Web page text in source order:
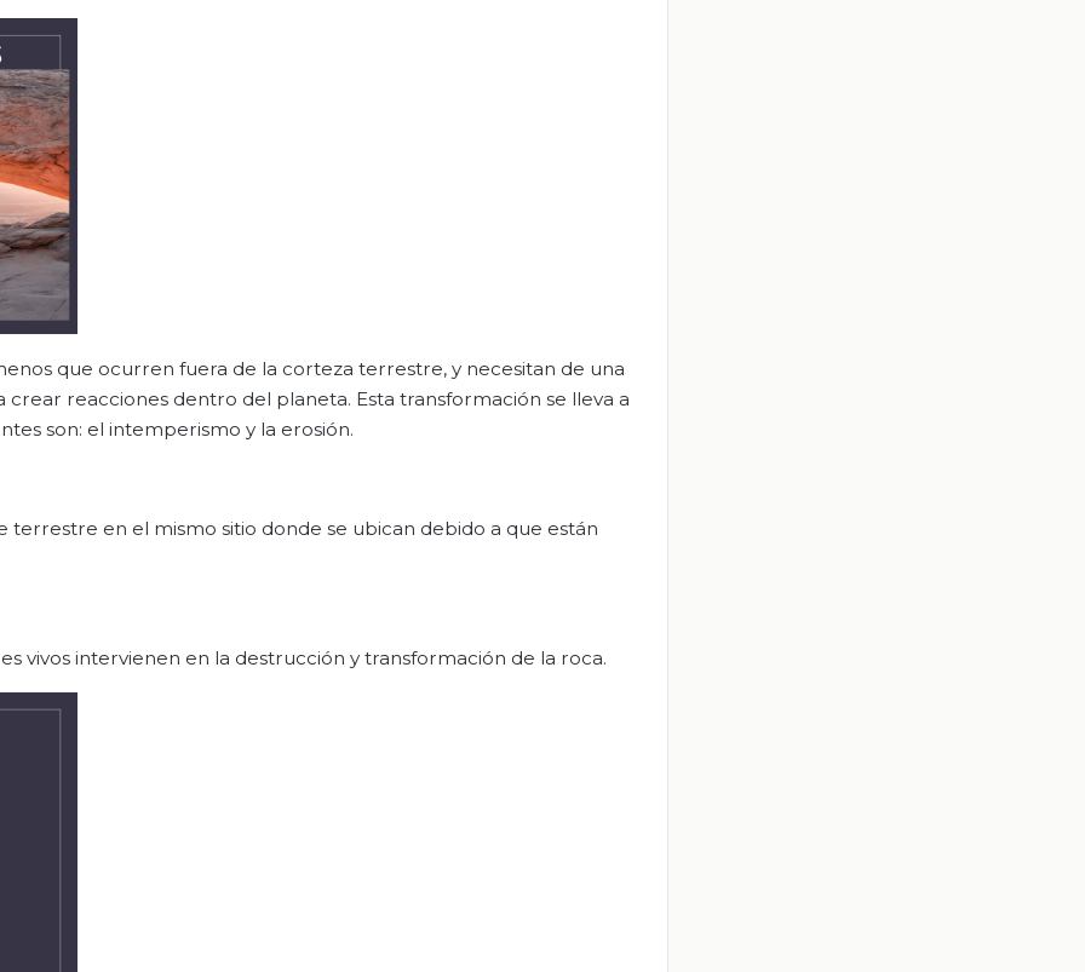
que ocurren fuera de la corteza terrestre, y necesitan de una
reacciones dentro del planeta. Esta transformación se lleva a
son: el intemperismo y la erosión.
terrestre en el mismo sitio donde se ubican debido a que están
vivos intervienen en la destrucción y transformación de la roca.